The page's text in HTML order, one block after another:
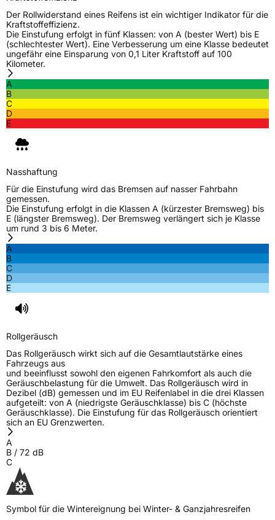
Allgemeine Produktsicherheit (GPSR)
HerstellerkontaktSailun Europe GmbH, Van Den Ban
Autobanden B.V. Ravenseweg 13m 3223 LM
Hellevoetsluis Niederlande,
Der Rollwiderstand eines Reifens ist ein wichtiger Indikator für die
Kraftstoffeffizienz.
Die Einstufung erfolgt in fünf Klassen: von A (bester Wert) bis E
(schlechtester Wert). Eine Verbesserung um eine Klasse bedeutet
ungefähr eine Einsparung von 0,1 Liter Kraftstoff auf 100
Kilometer.
A
B
C
D
E
Nasshaftung
Für die Einstufung wird das Bremsen auf nasser Fahrbahn
gemessen.
Die Einstufung erfolgt in die Klassen A (kürzester Bremsweg) bis
E (längster Bremsweg). Der Bremsweg verlängert sich je Klasse
um rund 3 bis 6 Meter.
A
B
C
D
E
Rollgeräusch
Das Rollgeräusch wirkt sich auf die Gesamtlautstärke eines
Fahrzeugs aus
und beeinflusst sowohl den eigenen Fahrkomfort als auch die
Geräuschbelastung für die Umwelt. Das Rollgeräusch wird in
Dezibel (dB) gemessen und im EU Reifenlabel in die drei Klassen
aufgeteilt: von A (niedrigste Geräuschklasse) bis C (höchste
Geräuschklasse). Die Einstufung für das Rollgeräusch orientiert
sich an EU Grenzwerten.
A
B / 72 dB
C
Symbol für die Wintereignung bei Winter- & Ganzjahresreifen